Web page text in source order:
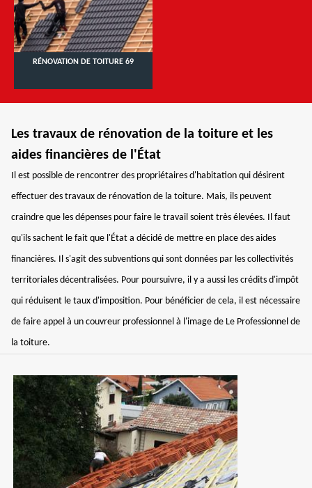
RÉNOVATION DE TOITURE 69
Les travaux de rénovation de la toiture et les
aides financières de l'État
Il est possible de rencontrer des propriétaires d'habitation qui désirent
effectuer des travaux de rénovation de la toiture. Mais, ils peuvent
craindre que les dépenses pour faire le travail soient très élevées. Il faut
qu'ils sachent le fait que l'État a décidé de mettre en place des aides
financières. Il s'agit des subventions qui sont données par les collectivités
territoriales décentralisées. Pour poursuivre, il y a aussi les crédits d'impôt
qui réduisent le taux d'imposition. Pour bénéficier de cela, il est nécessaire
de faire appel à un couvreur professionnel à l'image de Le Professionnel de
la toiture.